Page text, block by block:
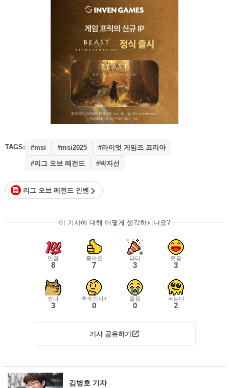
TAGS: #msi #msi2025 #라이엇 게임즈 코리아
#리그 오브 레전드 #박지선
리그 오브 레전드 인벤
이 기사에 대해 어떻게 생각하시나요?
만점
8
좋아요
7
파티
3
웃음
3
씬나
3
후속기사+
0
울음
0
녹는다
2
기사 공유하기
김병호 기자